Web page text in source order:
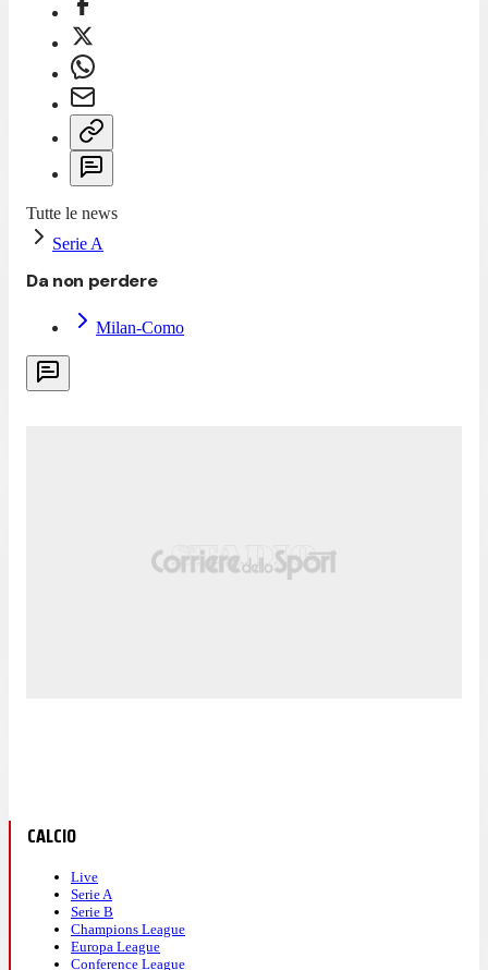
Tutte le news
Serie A
Da non perdere
Milan-Como
CALCIO
Live
Serie A
Serie B
Champions League
Europa League
Conference League